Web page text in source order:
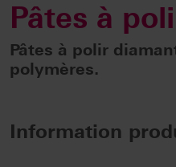
Pâtes à
Pâtes à polir
polymères.
Information